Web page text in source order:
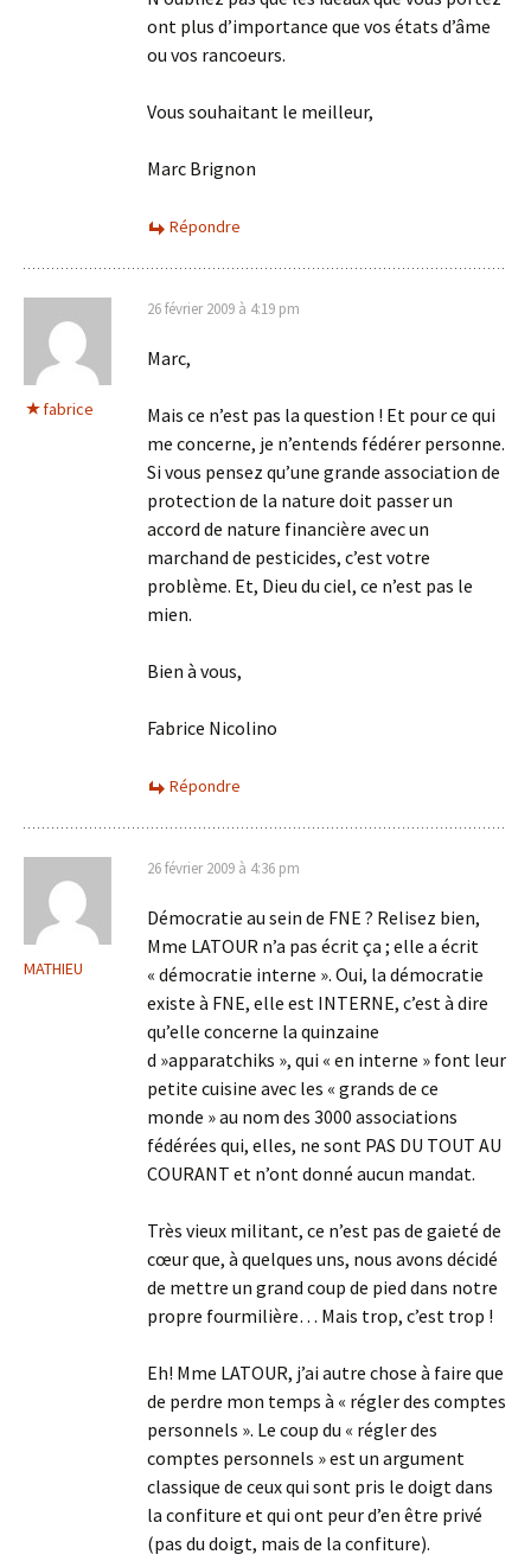
ont plus d’importance que vos états d’âme
ou vos rancoeurs.
Vous souhaitant le meilleur,
Marc Brignon
Répondre
fabrice
26 février 2009 à 4:19 pm
Marc,
Mais ce n’est pas la question ! Et pour ce qui
me concerne, je n’entends fédérer personne.
Si vous pensez qu’une grande association de
protection de la nature doit passer un
accord de nature financière avec un
marchand de pesticides, c’est votre
problème. Et, Dieu du ciel, ce n’est pas le
mien.
Bien à vous,
Fabrice Nicolino
Répondre
MATHIEU
26 février 2009 à 4:36 pm
Démocratie au sein de FNE ? Relisez bien,
Mme LATOUR n’a pas écrit ça ; elle a écrit
« démocratie interne ». Oui, la démocratie
existe à FNE, elle est INTERNE, c’est à dire
qu’elle concerne la quinzaine
d »apparatchiks », qui « en interne » font leur
petite cuisine avec les « grands de ce
monde » au nom des 3000 associations
fédérées qui, elles, ne sont PAS DU TOUT AU
COURANT et n’ont donné aucun mandat.
Très vieux militant, ce n’est pas de gaieté de
cœur que, à quelques uns, nous avons décidé
de mettre un grand coup de pied dans notre
propre fourmilière… Mais trop, c’est trop !
Eh! Mme LATOUR, j’ai autre chose à faire que
de perdre mon temps à « régler des comptes
personnels ». Le coup du « régler des
comptes personnels » est un argument
classique de ceux qui sont pris le doigt dans
la confiture et qui ont peur d’en être privé
(pas du doigt, mais de la confiture).